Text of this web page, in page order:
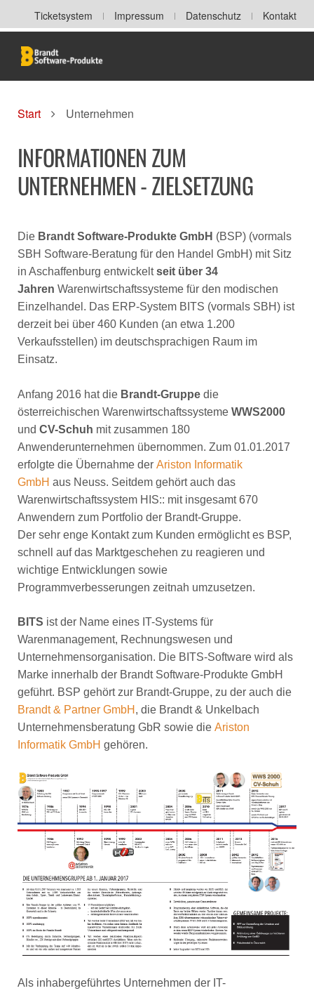
Ticketsystem Impressum Datenschutz Kontakt
Start Unternehmen
INFORMATIONEN ZUM
UNTERNEHMEN - ZIELSETZUNG
Die Brandt Software-Produkte GmbH (BSP) (vormals
SBH Software-Beratung für den Handel GmbH) mit Sitz
in Aschaffenburg entwickeltseit über 34
Jahren Warenwirtschaftssysteme für den modischen
Einzelhandel. Das ERP-System BITS (vormals SBH) ist
derzeit bei über 460 Kunden (an etwa 1.200
Verkaufsstellen) im deutschsprachigen Raum im
Einsatz.
Anfang 2016 hat die Brandt-Gruppe die
österreichischen Warenwirtschaftssysteme WWS2000
und CV-Schuh mit zusammen 180
Anwenderunternehmen übernommen. Zum 01.01.2017
erfolgte die Übernahme der Ariston Informatik
GmbH aus Neuss. Seitdem gehört auch das
Warenwirtschaftssystem HIS:: mit insgesamt 670
Anwendern zum Portfolio der Brandt-Gruppe.
Der sehr enge Kontakt zum Kunden ermöglicht es BSP,
schnell auf das Marktgeschehen zu reagieren und
wichtige Entwicklungen sowie
Programmverbesserungen zeitnah umzusetzen.
BITS ist der Name eines IT-Systems für
Warenmanagement, Rechnungswesen und
Unternehmensorganisation. Die BITS-Software wird als
Marke innerhalb der Brandt Software-Produkte GmbH
geführt. BSP gehört zur Brandt-Gruppe, zu der auch die
Brandt & Partner GmbH , die Brandt & Unkelbach
Unternehmensberatung GbR sowie die Ariston
Informatik GmbH gehören.
Als inhabergeführtes Unternehmen der IT-